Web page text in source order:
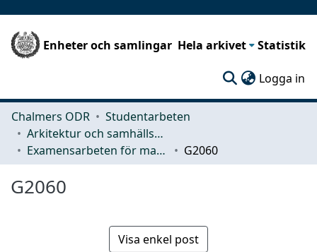
Enheter och samlingar Hela arkivet Statistik
Logga in
Chalmers ODR
Studentarbeten
Arkitektur och samhällsbyggnadsteknik (ACE)
Examensarbeten för masterexamen
G2060
G2060
Visa enkel post